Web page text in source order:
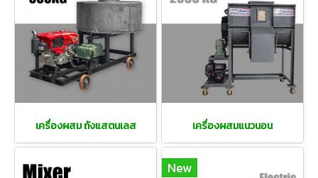
เครื่องผสม ถังแสตนเลส เครื่องผสมแนวนอน
New